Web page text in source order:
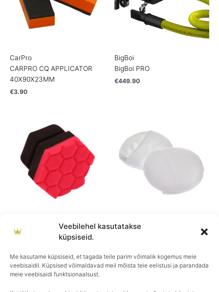
Veebilehel kasutatakse
küpsiseid.
Me kasutame küpsiseid, et tagada teile parim võimalik kogemus meie
veebisaidil. Küpsised võimaldavad meil mõista teie eelistusi ja parandada
meie veebisaidi funktsionaalsust.
CarPro
CARPRO CQ APPLICATOR
40X90X23MM
€3.90
BigBoi
BigBoi PRO
€449.90
GTECHNIQ AP4 Multipurpose
€6.90
GTECHNIQ AP2 Ultra Soft
Applicator
€ 2.90